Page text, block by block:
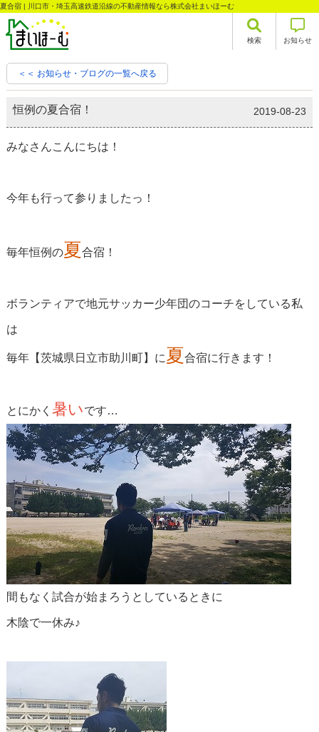
夏合宿 | 川口市・埼玉高速鉄道沿線の不動産情報なら株式会社まいほーむ
検索 お知らせ
＜＜ お知らせ・ブログの一覧へ戻る
恒例の夏合宿！ 2019-08-23
みなさんこんにちは！
今年も行って参りましたっ！
毎年恒例の夏合宿！
ボランティアで地元サッカー少年団のコーチをしている私
は
毎年【茨城県日立市助川町】に夏合宿に行きます！
とにかく 暑いです…
間もなく試合が始まろうとしているときに
木陰で一休み♪